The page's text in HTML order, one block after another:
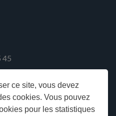
ce site, vous devez
cookies. Vous pouvez
pour les statistiques
45